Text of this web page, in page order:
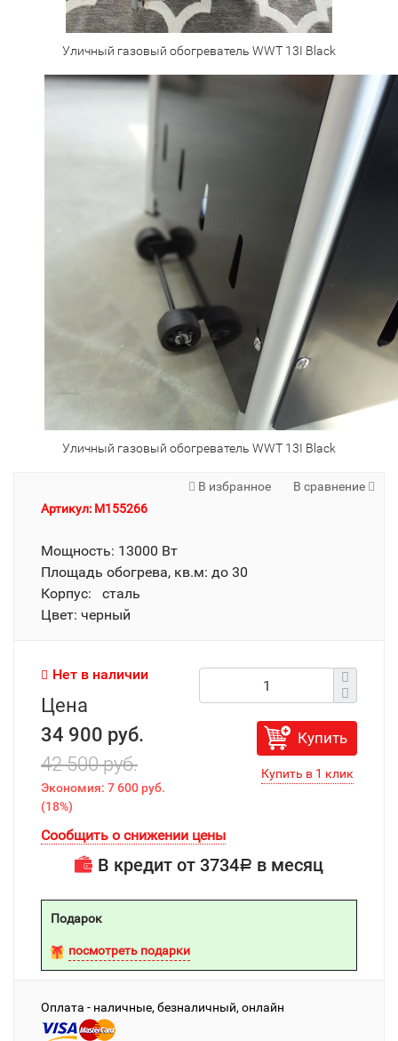
Уличный газовый обогреватель WWT 13I Black
Уличный газовый обогреватель WWT 13I Black
В избранное
В сравнение
Артикул: M155266
Мощность: 13000 Вт
Площадь обогрева, кв.м: до 30
Корпус: сталь
Цвет: черный
Нет в наличии
Цена
34 900 руб.
42 500 руб.
Экономия: 7 600 руб.
(18%)
Купить
Сообщить о снижении цены
В кредит от 3734Р в месяц
Подарок
посмотреть подарки
Оплата - наличные, безналичный, онлайн